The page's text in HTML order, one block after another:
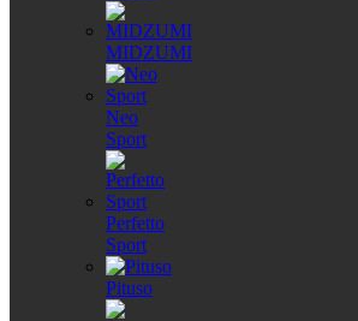
MIDZUMI
Neo
Sport
Perfetto
Sport
Pituso